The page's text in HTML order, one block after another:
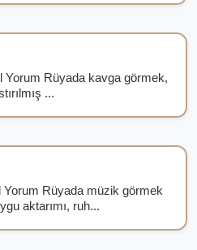
Yorum Rüyada kavga görmek,
...
Yorum Rüyada müzik görmek
aktarımı, ruh...